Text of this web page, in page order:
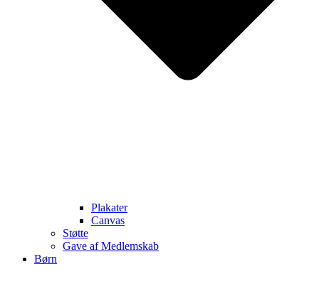
Plakater
Canvas
Støtte
Gave af Medlemskab
Børn